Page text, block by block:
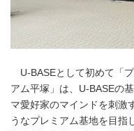
U-BASEとして初めて「
アム平塚」は、U-BASEの
マ愛好家のマインドを刺激
うなプレミアム基地を目指